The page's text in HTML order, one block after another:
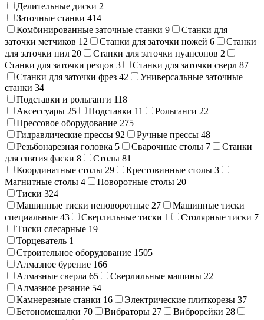
Делительные диски 2
Заточные станки 414
Комбинированные заточные станки 9
Станки для
заточки метчиков 12 Станки для заточки ножей 6
Станки
для заточки пил 20 Станки для заточки пуансонов 2
Станки для заточки резцов 3 Станки для заточки сверл 87
Станки для заточки фрез 42
Универсальные заточные
станки 34
Подставки и рольганги 118
Аксессуары 25 Подставки 11 Рольганги 22
Прессовое оборудование 275
Гидравлические прессы 92 Ручные прессы 48
Резьбонарезная головка 5 Сварочные столы 7
Станки
для снятия фаски 8 Столы 81
Координатные столы 29 Крестовинные столы 3
Магнитные столы 4 Поворотные столы 20
Тиски 324
Машинные тиски неповоротные 27
Машинные тиски
специальные 43 Сверлильные тиски 1 Столярные тиски 7
Тиски слесарные 19
Торцеватель 1
Строительное оборудование 1505
Алмазное бурение 166
Алмазные сверла 65 Сверлильные машины 22
Алмазное резание 54
Камнерезные станки 16 Электрические плиткорезы 37
Бетономешалки 70 Вибраторы 27 Виброрейки 28